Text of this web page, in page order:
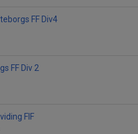
FF Div4
FF Div 2
FIF